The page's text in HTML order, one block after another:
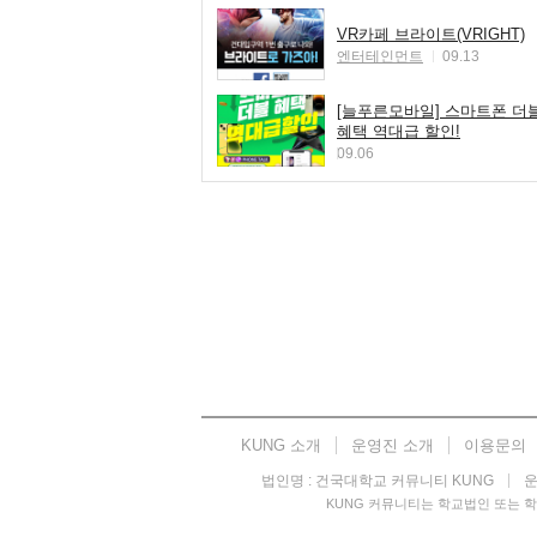
VR카페 브라이트(VRIGHT)
엔터테인먼트 09.13
[늘푸른모바일] 스마트폰 더
혜택 역대급 할인!
09.06
KUNG 소개 운영진 소개 이용문의
법인명 : 건국대학교 커뮤니티 KUNG
KUNG 커뮤니티는 학교법인 또는